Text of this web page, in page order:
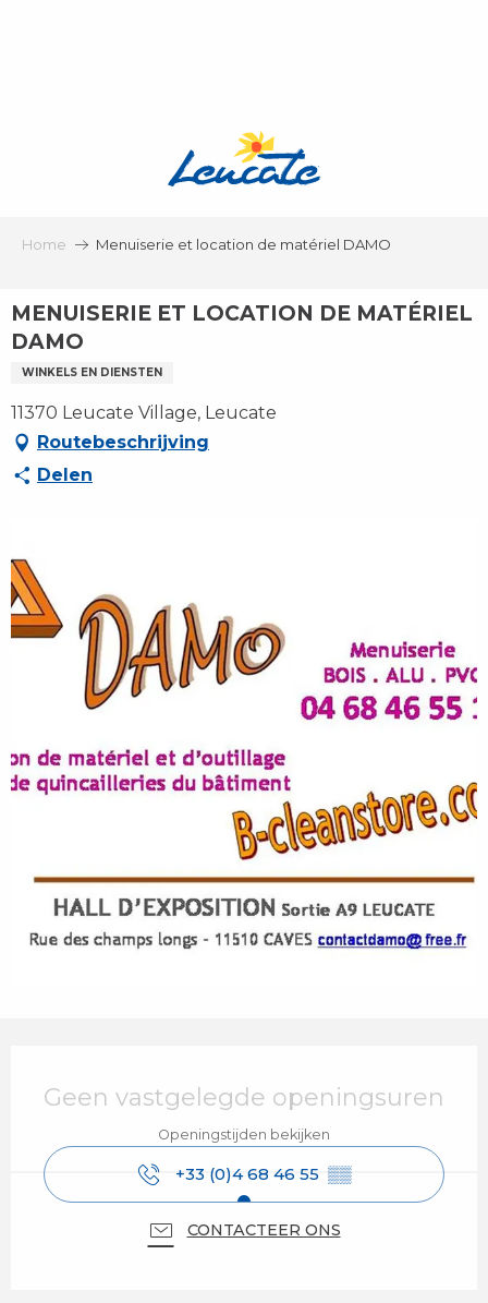
Home Menuiserie et location de matériel DAMO
MENUISERIE ET LOCATION DE MATÉRIEL
DAMO
WINKELS EN DIENSTEN
11370 Leucate Village, Leucate
Routebeschrijving
Delen
Geen vastgelegde openingsuren
Openingstijden bekijken
+33 (0)4 68 46 55 ▒▒
CONTACTEER ONS